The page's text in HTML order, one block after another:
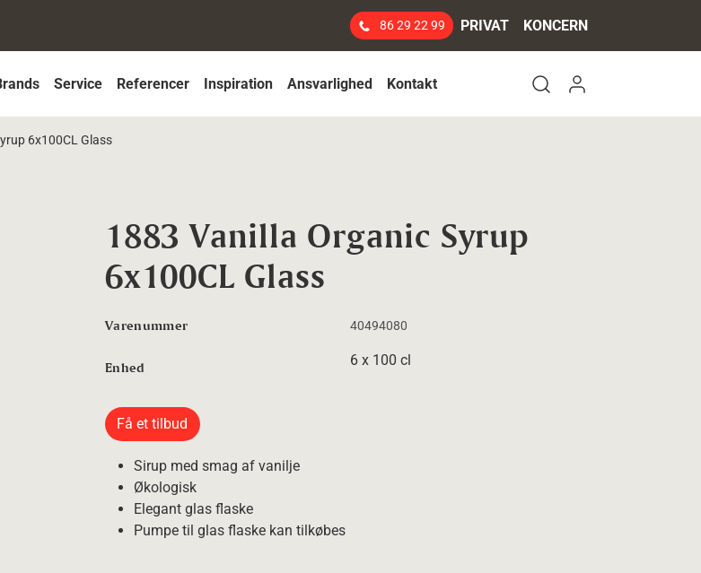
86 29 22 99 PRIVAT KONCERN
Service Referencer Inspiration Ansvarlighed
Kontakt
Log ind
6x100CL Glass
1883 Vanilla Organic Syrup
6x100CL Glass
Varenummer 40494080
Enhed 6 x 100 cl
Få et tilbud
Sirup med smag af vanilje
Økologisk
Elegant glas flaske
Pumpe til glas flaske kan tilkøbes